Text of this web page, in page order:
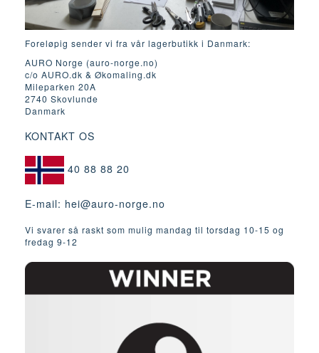
Foreløpig sender vi fra vår lagerbutikk i Danmark:
AURO Norge (auro-norge.no)
c/o AURO.dk & Økomaling.dk
Mileparken 20A
2740 Skovlunde
Danmark
KONTAKT OS
40 88 88 20
E-mail: hei@auro-norge.no
Vi svarer så raskt som mulig mandag til torsdag 10-15 og
fredag ​​9-12